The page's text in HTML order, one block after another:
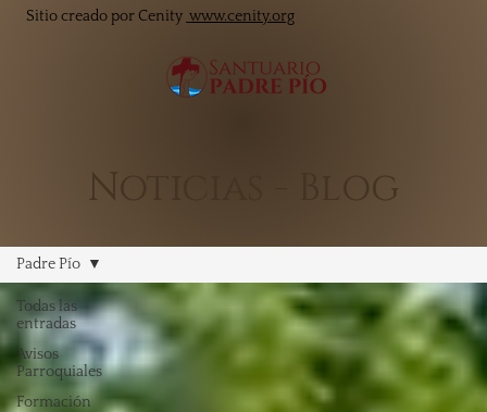
Sitio creado por Cenity www.cenity.org
Todas las
entradas
Avisos
Parroquiales
Formación
Padre Pío
Noticias - Blog